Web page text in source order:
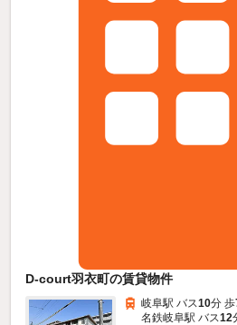
D-court羽衣町の賃貸物件
岐阜駅 バス10分 歩
名鉄岐阜駅 バス12